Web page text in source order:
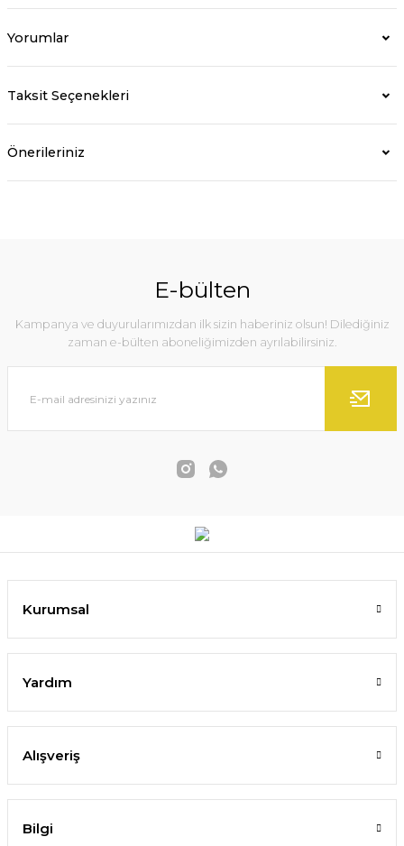
Yorumlar
Taksit Seçenekleri
Önerileriniz
E-bülten
Kampanya ve duyurularımızdan ilk sizin haberiniz olsun! Dilediğiniz
zaman e-bülten aboneliğimizden ayrılabilirsiniz.
Kurumsal
Yardım
Alışveriş
Bilgi